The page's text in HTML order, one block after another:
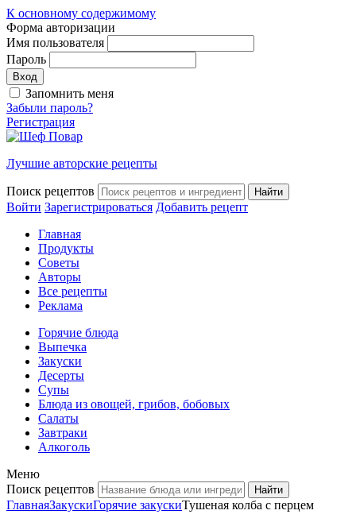
К основному содержимому
Форма авторизации
Имя пользователя
Пароль
Запомнить меня
Забыли пароль?
Регистрация
Лучшие авторские рецепты
Поиск рецептов
Войти Зарегистрироваться Добавить рецепт
Главная
Продукты
Советы
Авторы
Все рецепты
Реклама
Горячие блюда
Выпечка
Закуски
Десерты
Супы
Блюда из овощей, грибов, бобовых
Салаты
Завтраки
Алкоголь
Меню
Поиск рецептов
ГлавнаяЗакускиГорячие закускиТушеная колба с перцем